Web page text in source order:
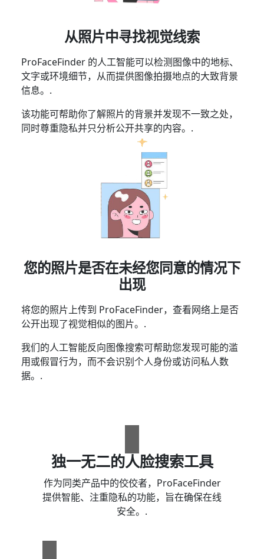
从照片中寻找视觉线索
ProFaceFinder 的人工智能可以检测图像中的地标、
文字或环境细节，从而提供图像拍摄地点的大致背景
信息。.
该功能可帮助你了解照片的背景并发现不一致之处，
同时尊重隐私并只分析公开共享的内容。.
您的照片是否在未经您同意的情况下
出现
将您的照片上传到 ProFaceFinder，查看网络上是否
公开出现了视觉相似的图片。.
我们的人工智能反向图像搜索可帮助您发现可能的滥
用或假冒行为，而不会识别个人身份或访问私人数
据。.
独一无二的人脸搜索工具
作为同类产品中的佼佼者，ProFaceFinder
提供智能、注重隐私的功能，旨在确保在线
安全。.